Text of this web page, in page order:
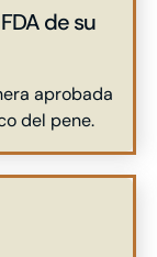
de su
aprobada
del pene.